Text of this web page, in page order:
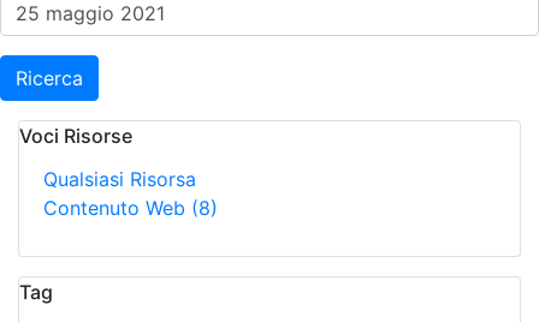
Ricerca
Voci Risorse
Qualsiasi Risorsa
Contenuto Web (8)
Tag